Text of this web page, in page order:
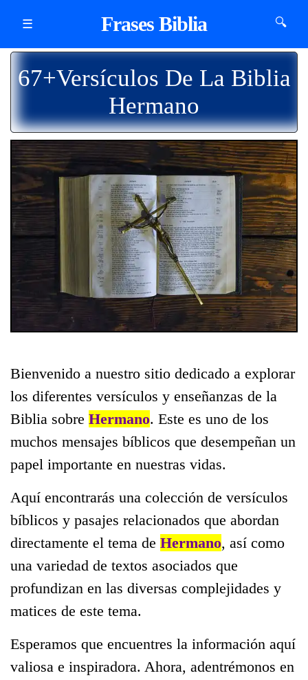
☰ Frases Biblia 🔍
67+Versículos De La Biblia
Hermano
Bienvenido a nuestro sitio dedicado a explorar
los diferentes versículos y enseñanzas de la
Biblia sobre Hermano. Este es uno de los
muchos mensajes bíblicos que desempeñan un
papel importante en nuestras vidas.
Aquí encontrarás una colección de versículos
bíblicos y pasajes relacionados que abordan
directamente el tema de Hermano, así como
una variedad de textos asociados que
profundizan en las diversas complejidades y
matices de este tema.
Esperamos que encuentres la información aquí
valiosa e inspiradora. Ahora, adentrémonos en